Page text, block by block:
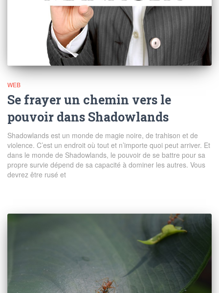
WEB
Se frayer un chemin vers le
pouvoir dans Shadowlands
Shadowlands est un monde de magie noire, de trahison et de
violence. C’est un endroit où tout et n’importe quoi peut arriver. Et
dans le monde de Shadowlands, le pouvoir de se battre pour sa
propre survie dépend de sa capacité à dominer les autres. Vous
devrez être rusé et